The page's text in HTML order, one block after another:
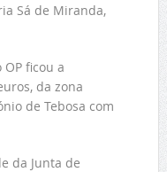
Sá de Miranda,
ficou a
da zona
de Tebosa com
da Junta de